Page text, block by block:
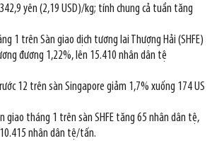
yên (2,19 USD)/kg; tính chung cả tuần tăng
1 trên Sàn giao dịch tương lai Thượng Hải (SHFE)
đương 1,22%, lên 15.410 nhân dân tệ
12 trên sàn Singapore giảm 1,7% xuống 174 US
giao tháng 1 trên sàn SHFE tăng 65 nhân dân tệ,
nhân dân tệ/tấn.